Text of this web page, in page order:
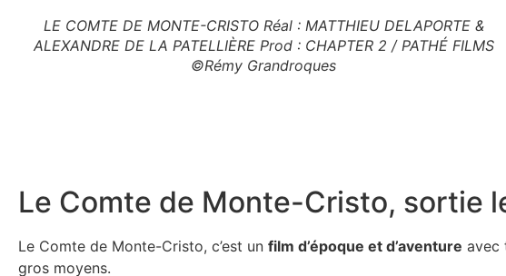
LE COMTE DE MONTE-CRISTO Réal : MATTHIEU DELAPORTE &
ALEXANDRE DE LA PATELLIÈRE Prod : CHAPTER 2 / PATHÉ FILMS
©Rémy Grandroques
Le Comte de Monte-Cristo, sortie
Le Comte de Monte-Cristo, c’est un film d’époque et d’aventure avec
gros moyens.